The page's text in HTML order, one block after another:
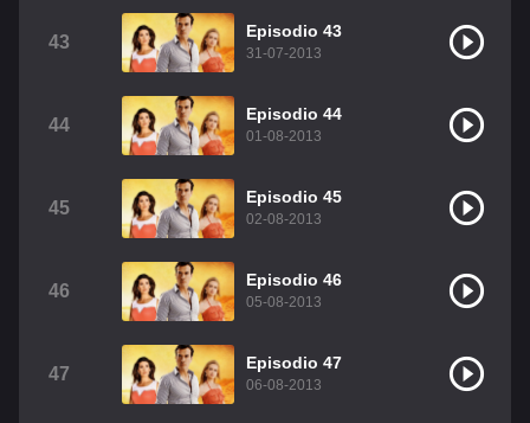
43
Episodio 43
31-07-2013
44
Episodio 44
01-08-2013
45
Episodio 45
02-08-2013
46
Episodio 46
05-08-2013
47
Episodio 47
06-08-2013